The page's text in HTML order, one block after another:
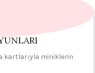
kartlarıyla miniklerin